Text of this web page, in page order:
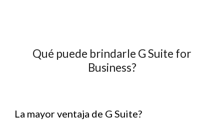
Qué puede brindarle G Suite for
Business?
La mayor ventaja de G Suite?